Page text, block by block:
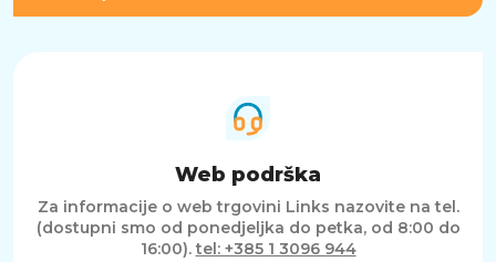
Web podrška
Za informacije o web trgovini Links nazovite na tel.
(dostupni smo od ponedjeljka do petka, od 8:00 do
16:00).tel: +385 1 3096 944